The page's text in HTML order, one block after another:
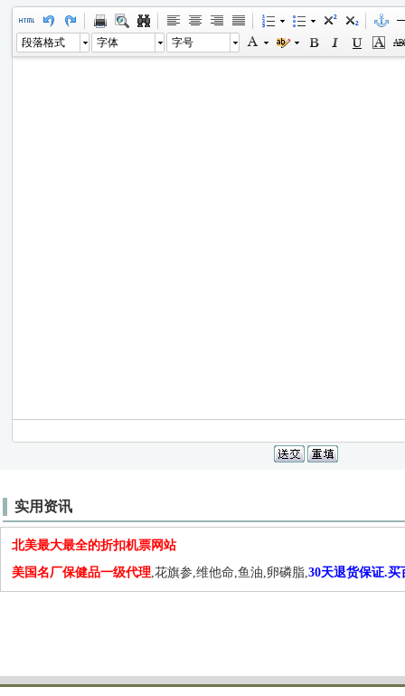
段落格式 字体 字号
实用资讯
北美最大最全的折扣机票网站
美国名厂保健品一级代理,花旗参,维他命,鱼油,卵磷脂,30天退货保证.买